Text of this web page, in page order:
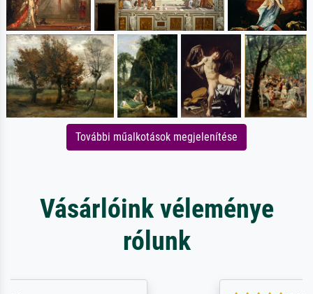
További műalkotások megjelenítése
Vásárlóink véleménye
rólunk